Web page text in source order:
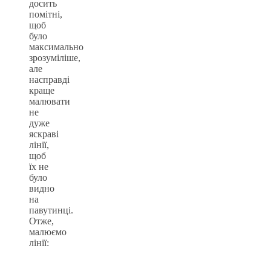
досить
помітні,
щоб
було
максимально
зрозуміліше,
але
насправді
краще
малювати
не
дуже
яскраві
лінії,
щоб
їх не
було
видно
на
павутинці.
Отже,
малюємо
лінії: